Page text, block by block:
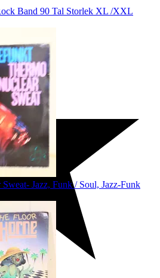
Band 90 Tal Storlek XL /XXL
Jazz, Funk / Soul, Jazz-Funk